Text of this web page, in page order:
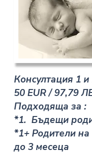
Консултация 1 и
50 EUR / 97,79
Подходяща за :
*1. Бъдещи
*1+ Родители на
до 3 месеца